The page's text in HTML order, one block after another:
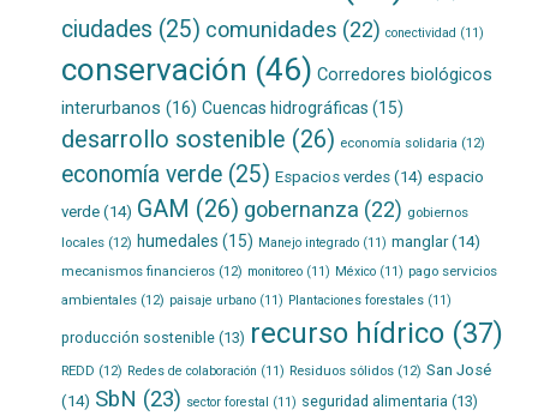
ciudades (25) comunidades (22) conectividad (11)
conservación (46) Corredores biológicos
interurbanos (16) Cuencas hidrográficas (15)
desarrollo sostenible (26) economía solidaria (12)
economía verde(25) Espacios verdes(14) espacio
verde(14) GAM (26) gobernanza (22) gobiernos
locales(12) humedales (15) Manejo integrado(11) manglar(14)
mecanismos financieros(12) monitoreo(11) México(11) pago servicios
ambientales(12) paisaje urbano(11) Plantaciones forestales(11)
producción sostenible(13) recurso hídrico(37)
REDD (12) Redes de colaboración (11) Residuos sólidos(12) San José
(14) SbN (23) sector forestal (11) seguridad alimentaria (13)